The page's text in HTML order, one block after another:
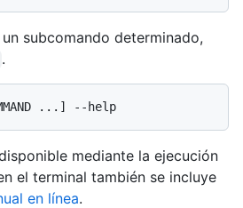
subcomando determinado,
.
mediante la ejecución
el terminal también se incluye
en línea.